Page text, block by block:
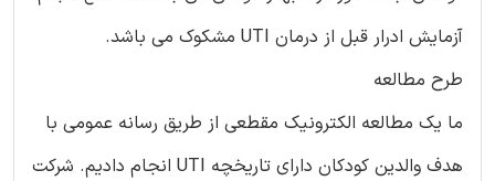
آزمایش ادرار قبل از درمان UTI مشکوک می باشد.
طرح مطالعه
ما یک مطالعه الکترونیک مقطعی از طریق رسانه عمومی با
هدف والدین کودکان دارای تاریخچه UTI انجام دادیم. شرکت